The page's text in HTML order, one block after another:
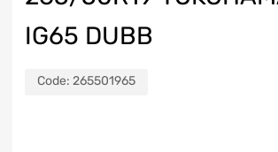
IG65 DUBB
Code: 265501965